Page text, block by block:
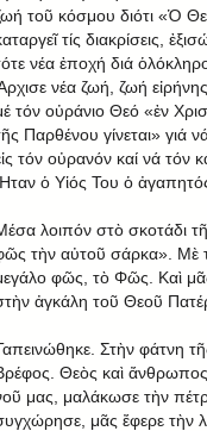
τοῦ κόσμου διότι «Ὁ
τίς διακρίσεις,
νέα ἐποχή διά
νέα ζωή, ζωή
τόν οὐράνιο Θεό «ἐν
Παρθένου γίνεται»
τόν οὐρανόν καί νά τόν
ὁ Υἱός Του ὁ
λοιπόν στὸ σκοτάδι
τὴν αὐτοῦ σάρκα». Μὲ
φῶς, τὸ Φῶς. Καὶ
ἀγκάλη τοῦ Θεοῦ
Στὴν φάτνη
Θεὸς καὶ
μας, μαλάκωσε τὴν
μᾶς ἔφερε τὴν